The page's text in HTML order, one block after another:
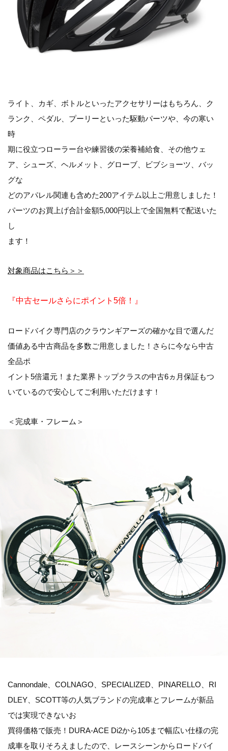
ライト、カギ、ボトルといったアクセサリーはもちろん、ク
ランク、ペダル、プーリーといった駆動パーツや、今の寒い
時
期に役立つローラー台や練習後の栄養補給食、その他ウェ
ア、シューズ、ヘルメット、グローブ、ビブショーツ、バッ
グな
どのアパレル関連も含めた200アイテム以上ご用意しました！
パーツのお買上げ合計金額5,000円以上で全国無料で配送いた
し
ます！
対象商品はこちら＞＞
『中古セールさらにポイント5倍！』
ロードバイク専門店のクラウンギアーズの確かな目で選んだ
価値ある中古商品を多数ご用意しました！さらに今なら中古
全品ポ
イント5倍還元 ！また業界トップクラスの中古6ヵ月保証もつ
いているので安心してご利用いただけます！
＜完成車・フレーム＞
Cannondale、COLNAGO、SPECIALIZED、PINARELLO、RI
DLEY、SCOTT等の人気ブランドの完成車とフレームが新品
では実現できないお
買得価格で販売！DURA-ACE Di2から105まで幅広い仕様の完
成車を取りそろえましたので、レースシーンからロードバイ